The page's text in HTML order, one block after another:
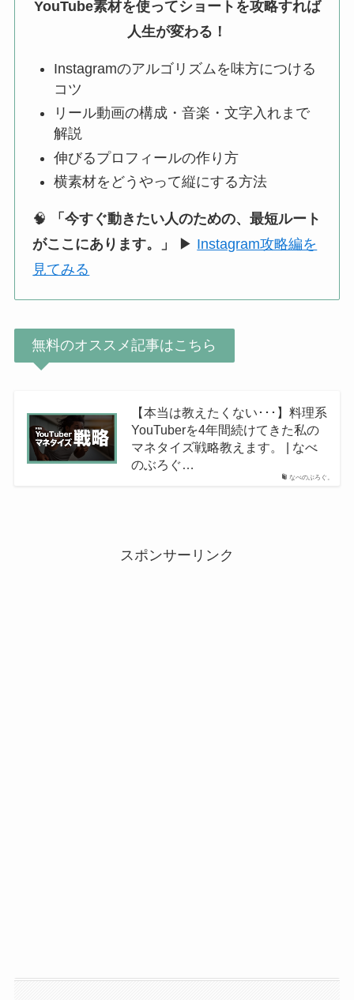
YouTube素材を使ってショートを攻略すれば
人生が変わる！
Instagramのアルゴリズムを味方につける
コツ
リール動画の構成・音楽・文字入れまで
解説
伸びるプロフィールの作り方
横素材をどうやって縦にする方法
🧠
「今すぐ動きたい人のための、最短ルート
がここにあります。」
▶ Instagram攻略編を
見てみる
無料のオススメ記事はこちら
なべのぶろぐ。
【本当は教えたくない･･･】料理系
YouTuberを4年間続けてきた私の
マネタイズ戦略教えます。 | なべ
のぶろぐ…
スポンサーリンク